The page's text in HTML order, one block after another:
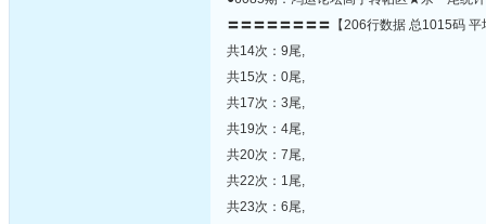
〓〓〓〓〓〓〓〓【206行数据 总1015码
共14次：9尾,
共15次：0尾,
共17次：3尾,
共19次：4尾,
共20次：7尾,
共22次：1尾,
共23次：6尾,